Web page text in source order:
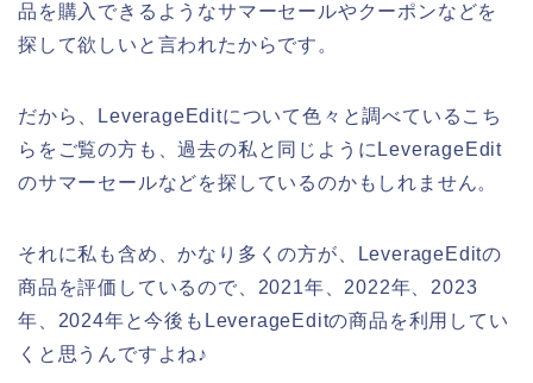
品を購入できるようなサマーセールやクーポンなどを
探して欲しいと言われたからです。
だから、LeverageEditについて色々と調べているこち
らをご覧の方も、過去の私と同じようにLeverageEdit
のサマーセールなどを探しているのかもしれません。
それに私も含め、かなり多くの方が、LeverageEditの
商品を評価しているので、2021年、2022年、2023
年、2024年と今後もLeverageEditの商品を利用してい
くと思うんですよね♪